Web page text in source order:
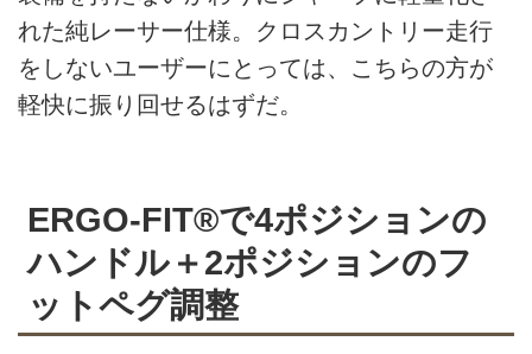
れた純レーサー仕様。クロスカントリー走行
をしないユーザーにとっては、こちらの方が
軽快に振り回せるはずだ。
ERGO-FIT®で4ポジションの
ハンドル＋2ポジションのフ
ットペグ調整